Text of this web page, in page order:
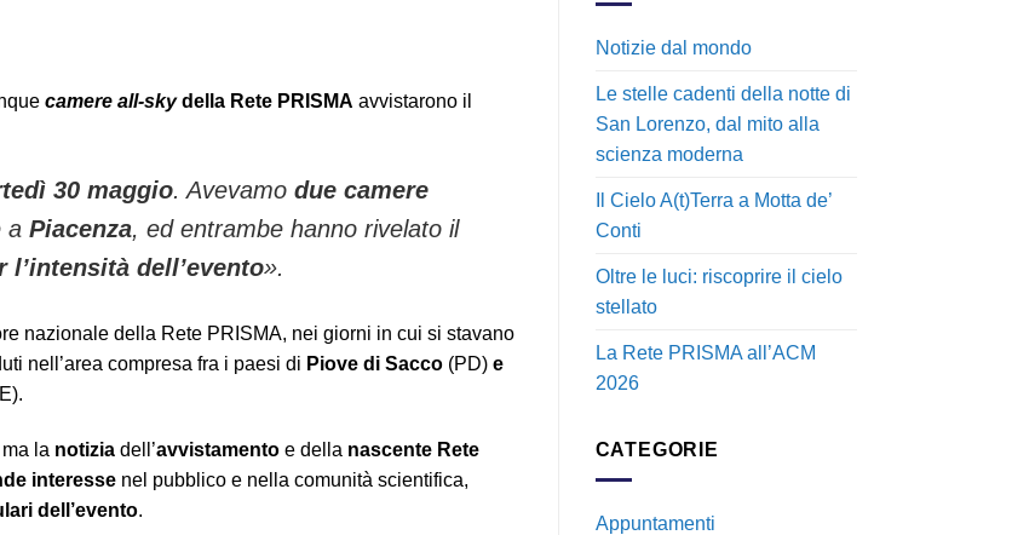
camere all-skydella Rete PRISMA avvistarono il
30 maggio. Avevamo due camere
a Piacenza, ed entrambe hanno rivelato il
l’intensità dell’evento».
nazionale della Rete PRISMA, nei giorni in cui si stavano
nell’area compresa fra i paesi di Piove di Sacco (PD) e
ma la notizia dell’avvistamento e della nascente Rete
interesse nel pubblico e nella comunità scientifica,
dell’evento.
Notizie dal mondo
Le stelle cadenti della notte di
San Lorenzo, dal mito alla
scienza moderna
Il Cielo A(t)Terra a Motta de’
Conti
Oltre le luci: riscoprire il cielo
stellato
La Rete PRISMA all’ACM
2026
CATEGORIE
Appuntamenti